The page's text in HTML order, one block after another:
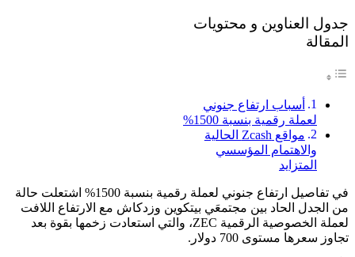
جدول العناوين و محتويات
المقالة
أسباب ارتفاع جنوني
لعملة رقمية بنسبة 1500%
مواقع Zcash الحالية
والاهتمام المؤسسي
المتزايد
في تفاصيل ارتفاع جنوني لعملة رقمية بنسبة 1500% اشتعلت حالة
من الجدل الحاد بين مجتمعَي بيتكوين وزدكاش مع الارتفاع اللافت
لعملة الخصوصية الرقمية ZEC، والتي استعادت زخمها بقوة بعد
تجاوز سعرها مستوى 700 دولار.